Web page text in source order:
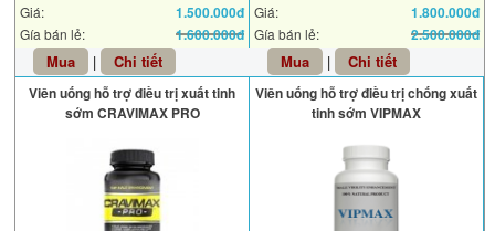
Giá: 1.500.000đ
Gía bán lẻ: 1.600.000đ
Mua | Chi tiết
Giá: 1.800.000đ
Gía bán lẻ: 2.500.000đ
Mua | Chi tiết
Viên uống hỗ trợ điều trị xuất tinh
sớm CRAVIMAX PRO
Viên uống hỗ trợ điều trị chống xuất
tinh sớm VIPMAX